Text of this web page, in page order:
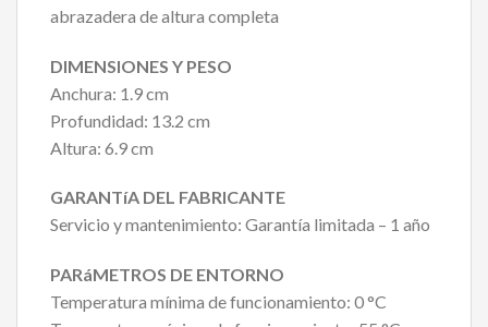
abrazadera de altura completa
DIMENSIONES Y PESO
Anchura: 1.9 cm
Profundidad: 13.2 cm
Altura: 6.9 cm
GARANTíA DEL FABRICANTE
Servicio y mantenimiento: Garantía limitada – 1 año
PARáMETROS DE ENTORNO
Temperatura mínima de funcionamiento: 0 °C